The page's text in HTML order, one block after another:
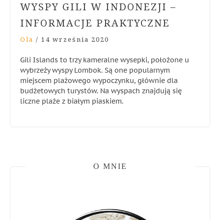
WYSPY GILI W INDONEZJI –
INFORMACJE PRAKTYCZNE
Ola / 14 września 2020
Gili Islands to trzy kameralne wysepki, położone u
wybrzeży wyspy Lombok. Są one popularnym
miejscem plażowego wypoczynku, głównie dla
budżetowych turystów. Na wyspach znajdują się
liczne plaże z białym piaskiem.
O MNIE